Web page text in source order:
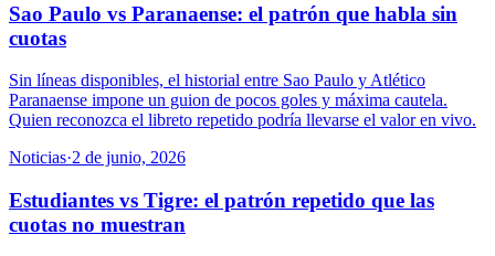
Sao Paulo vs Paranaense: el patrón que habla sin
cuotas
Sin líneas disponibles, el historial entre Sao Paulo y Atlético
Paranaense impone un guion de pocos goles y máxima cautela.
Quien reconozca el libreto repetido podría llevarse el valor en vivo.
Noticias·2 de junio, 2026
Estudiantes vs Tigre: el patrón repetido que las
cuotas no muestran